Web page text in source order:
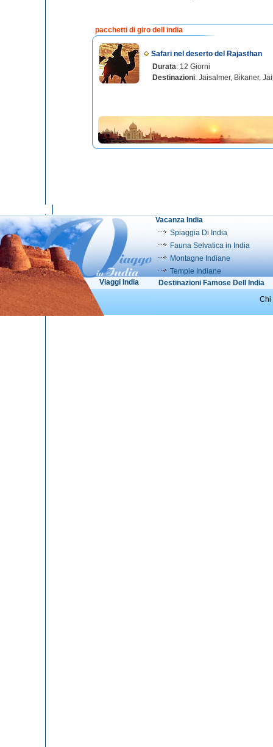
pacchetti di giro dell india
Safari nel deserto del Rajasthan
Durata: 12 Giorni
Destinazioni: Jaisalmer, Bikaner,
Vacanza India
Spiaggia Di India
Fauna Selvatica in India
Montagne Indiane
Tempie Indiane
Viaggi India
Destinazioni Famose Dell India
Chi